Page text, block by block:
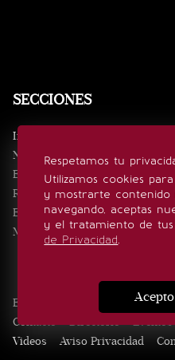
Respetamos tu
Utilizamos cookies
y mostrarte contenido
navegando, aceptas
y el tratamiento de tus
de Privacidad.
SECCIONES
Inicio
Noticias
Eventos
Realeza
Estilo de vida
Minuto x Minuto
Edición Impresa Noticias
Contacto
Directorio Eventos
Videos
Aviso Privacidad